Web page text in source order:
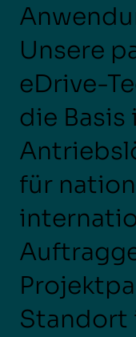
Unsere
eDrive-
die Basis
für
Standort